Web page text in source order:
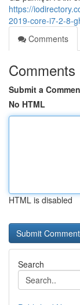
https://
2019-core-i7-2-8-
Comments
Comments
Submit a
No HTML
HTML is disabled
Search